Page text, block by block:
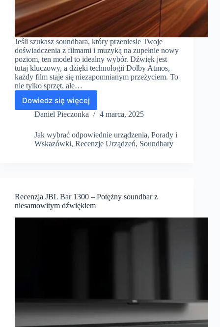
Jeśli szukasz soundbara, który przeniesie Twoje
doświadczenia z filmami i muzyką na zupełnie nowy
poziom, ten model to idealny wybór. Dźwięk jest
tutaj kluczowy, a dzięki technologii Dolby Atmos,
każdy film staje się niezapomnianym przeżyciem. To
nie tylko sprzęt, ale…
Dowiedz się więcej
Recenzja
Samsung
Q990D:
Doskonały
Daniel Pieczonka 4 marca, 2025
Jak wybrać odpowiednie urządzenia, Porady i
Wskazówki, Recenzje Urządzeń, Soundbary
Recenzja JBL Bar 1300 – Potężny soundbar z
niesamowitym dźwiękiem